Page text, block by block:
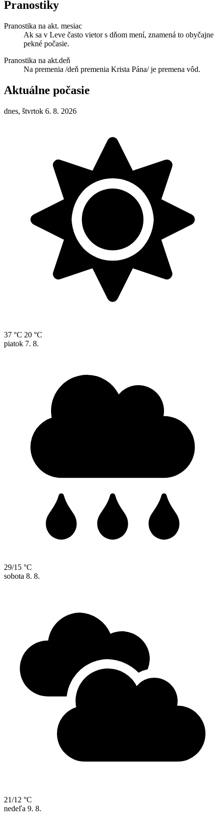
Pranostiky
Pranostika na akt. mesiac
Ak sa v Leve často vietor s dňom mení, znamená to obyčajne
pekné počasie.
Pranostika na akt.deň
Na premenia /deň premenia Krista Pána/ je premena vôd.
Aktuálne počasie
dnes, štvrtok 6. 8. 2026
37 °C 20 °C
piatok 7. 8.
29/15 °C
sobota 8. 8.
21/12 °C
nedeľa 9. 8.